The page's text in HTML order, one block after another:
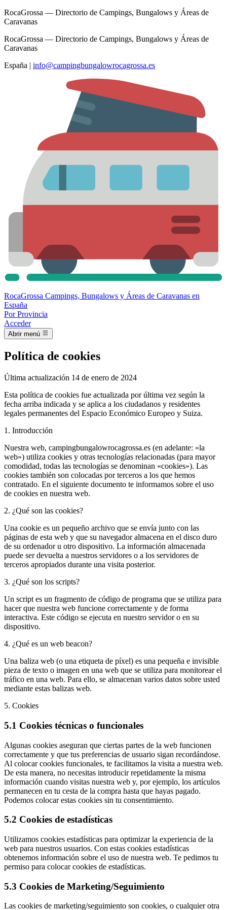
RocaGrossa — Directorio de Campings, Bungalows y Áreas de
Caravanas
RocaGrossa — Directorio de Campings, Bungalows y Áreas de
Caravanas
España | info@campingbungalowrocagrossa.es
RocaGrossa Campings, Bungalows y Áreas de Caravanas en
España
Por Provincia
Acceder
Abrir menú
Política de cookies
Última actualización 14 de enero de 2024
Esta política de cookies fue actualizada por última vez según la
fecha arriba indicada y se aplica a los ciudadanos y residentes
legales permanentes del Espacio Económico Europeo y Suiza.
1. Introducción
Nuestra web, campingbungalowrocagrossa.es (en adelante: «la
web») utiliza cookies y otras tecnologías relacionadas (para mayor
comodidad, todas las tecnologías se denominan «cookies»). Las
cookies también son colocadas por terceros a los que hemos
contratado. En el siguiente documento te informamos sobre el uso
de cookies en nuestra web.
2. ¿Qué son las cookies?
Una cookie es un pequeño archivo que se envía junto con las
páginas de esta web y que su navegador almacena en el disco duro
de su ordenador u otro dispositivo. La información almacenada
puede ser devuelta a nuestros servidores o a los servidores de
terceros apropiados durante una visita posterior.
3. ¿Qué son los scripts?
Un script es un fragmento de código de programa que se utiliza para
hacer que nuestra web funcione correctamente y de forma
interactiva. Este código se ejecuta en nuestro servidor o en su
dispositivo.
4. ¿Qué es un web beacon?
Una baliza web (o una etiqueta de píxel) es una pequeña e invisible
pieza de texto o imagen en una web que se utiliza para monitorear el
tráfico en una web. Para ello, se almacenan varios datos sobre usted
mediante estas balizas web.
5. Cookies
5.1 Cookies técnicas o funcionales
Algunas cookies aseguran que ciertas partes de la web funcionen
correctamente y que tus preferencias de usuario sigan recordándose.
Al colocar cookies funcionales, te facilitamos la visita a nuestra web.
De esta manera, no necesitas introducir repetidamente la misma
información cuando visitas nuestra web y, por ejemplo, los artículos
permanecen en tu cesta de la compra hasta que hayas pagado.
Podemos colocar estas cookies sin tu consentimiento.
5.2 Cookies de estadísticas
Utilizamos cookies estadísticas para optimizar la experiencia de la
web para nuestros usuarios. Con estas cookies estadísticas
obtenemos información sobre el uso de nuestra web. Te pedimos tu
permiso para colocar cookies de estadísticas.
5.3 Cookies de Marketing/Seguimiento
Las cookies de marketing/seguimiento son cookies, o cualquier otra